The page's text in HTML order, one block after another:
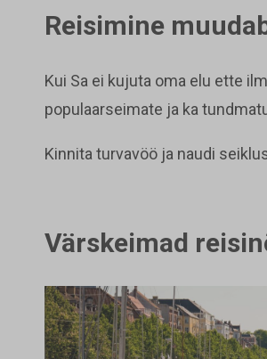
Reisimine
Kui Sa ei kujuta oma elu ette
populaarseimate ja ka
Kinnita turvavöö ja naudi
Värskeimad